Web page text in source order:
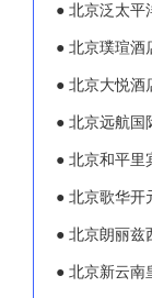
● 北京泛太平
● 北京璞瑄酒
● 北京大悦酒
● 北京远航国
● 北京和平里
● 北京歌华开
● 北京朗丽兹
● 北京新云南